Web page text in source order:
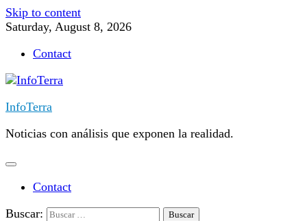
Skip to content
Saturday, August 8, 2026
Contact
InfoTerra
Noticias con análisis que exponen la realidad.
Contact
Buscar: